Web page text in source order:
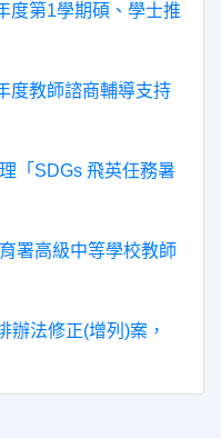
度第1學期碩、學士推
度教師諮商輔導支持
「SDGs 飛英任務暑
署高級中等學校教師
辦法修正(增列)案，